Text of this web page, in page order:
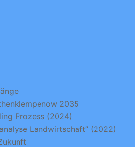
2035
Prozess (2024)
Landwirtschaft” (2022)